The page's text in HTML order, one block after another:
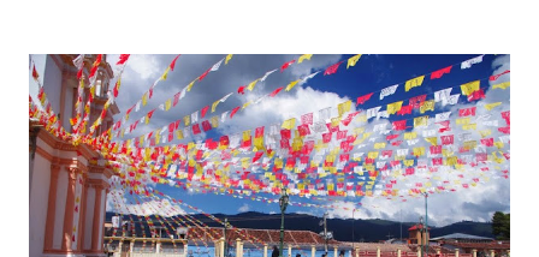
ludzi w Meksyku. Uśmiechają się aż miło. Albo weźmy taki
drugi dzień w Gwatemali. Zajeżdżam pod sklep, na śniadanie
zakupuję fasolę, bo co innego można jeść na śniadanie. Pan
będziesz jechał dalej? A nie, zjem sobie tutaj. Aaa, to siadaj
pan, siadaj - sadza mnie za stołem. Kawke pan lubisz? A no
pewno! I leci do domu, żona, gringo przyjechał! To ja